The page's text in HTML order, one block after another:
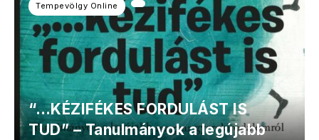
Tempevölgy Online
“…KÉZIFÉKES FORDULÁST IS
TUD” – Tanulmányok a legújabb